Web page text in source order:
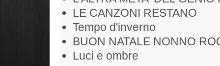
LE CANZONI RESTANO
Tempo d'inverno
BUON NATALE NONNO
Luci e ombre